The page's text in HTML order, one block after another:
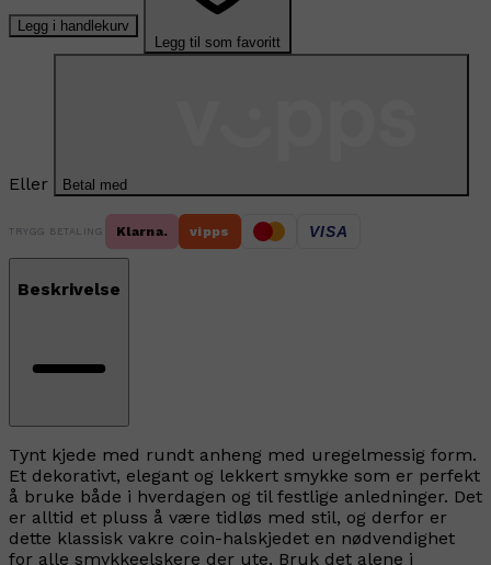
Legg i handlekurv
Legg til som favoritt
Eller Betal med
TRYGG BETALING Klarna. vipps VISA
Beskrivelse
Tynt kjede med rundt anheng med uregelmessig form.
Et dekorativt, elegant og lekkert smykke som er perfekt
å bruke både i hverdagen og til festlige anledninger. Det
er alltid et pluss å være tidløs med stil, og derfor er
dette klassisk vakre coin-halskjedet en nødvendighet
for alle smykkeelskere der ute. Bruk det alene i